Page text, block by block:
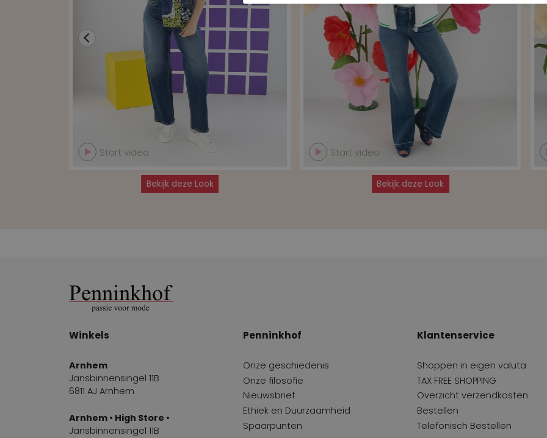
Start video
Bekijk deze Look
Start video
Bekijk deze Look
Winkels
Arnhem
Jansbinnensingel 11B
6811 AJ Arnhem
Arnhem • High Store •
Jansbinnensingel 11B
Penninkhof
Onze geschiedenis
Onze filosofie
Nieuwsbrief
Ethiek en Duurzaamheid
Spaarpunten
Klantenservice
Shoppen in eigen valuta
TAX FREE SHOPPING
Overzicht verzendkosten
Bestellen
Telefonisch Bestellen